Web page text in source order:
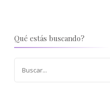
Qué estás buscando?